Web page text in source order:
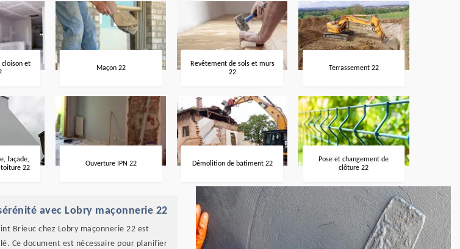
cloison et
Maçon 22
Revêtement de sols et murs
22
Terrassement 22
façade,
22
Ouverture IPN 22 Démolition de batiment 22
Pose et changement de
clôture 22
avec Lobry maçonnerie 22
Brieuc chez Lobry maçonnerie 22 est
Ce document est nécessaire pour planifier